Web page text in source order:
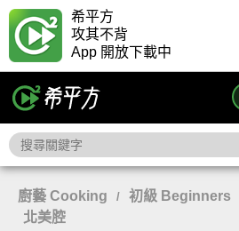
希平方
攻其不背
App 開放下載中
廚藝 Cooking / 初級 Beginners
北美腔